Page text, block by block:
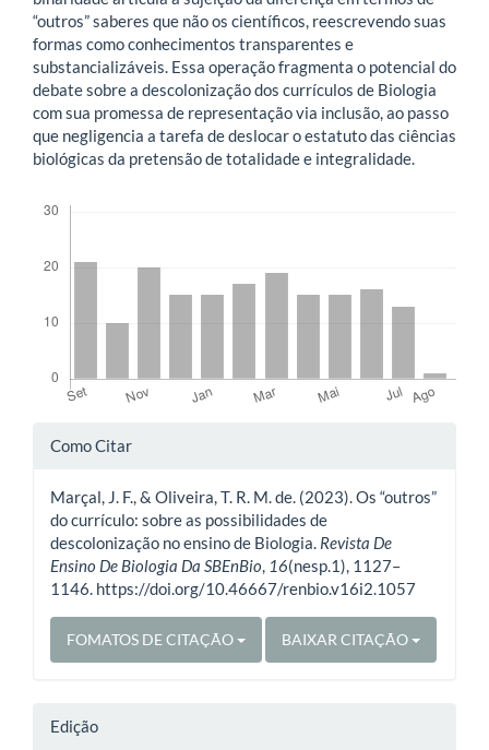
“outros” saberes que não os científicos, reescrevendo suas
formas como conhecimentos transparentes e
substancializáveis. Essa operação fragmenta o potencial do
debate sobre a descolonização dos currículos de Biologia
com sua promessa de representação via inclusão, ao passo
que negligencia a tarefa de deslocar o estatuto das ciências
biológicas da pretensão de totalidade e integralidade.
Detalhes
artigo
Como Citar
Marçal, J. F., & Oliveira, T. R. M. de. (2023). Os “outros”
do currículo: sobre as possibilidades de
descolonização no ensino de Biologia. Revista De
Ensino De Biologia Da SBEnBio, 16(nesp.1), 1127–
1146. https://doi.org/10.46667/renbio.v16i2.1057
FOMATOS DE CITAÇÃO BAIXAR CITAÇÃO
Edição